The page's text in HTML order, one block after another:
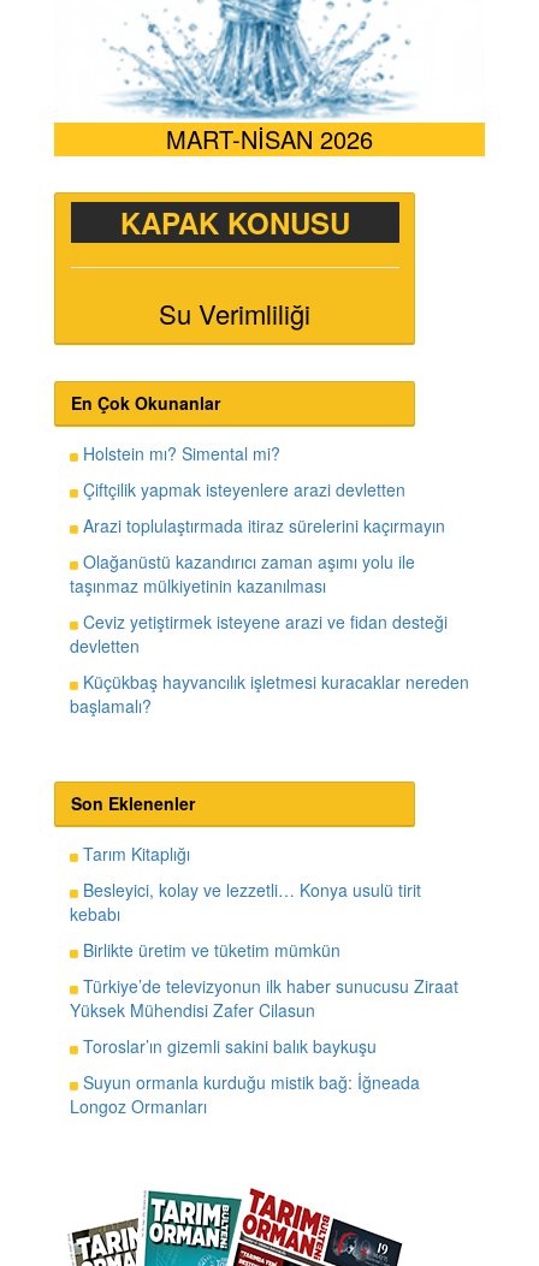
MART-NİSAN 2026
KAPAK KONUSU
Su Verimliliği
En Çok Okunanlar
Holstein mı? Simental mi?
Çiftçilik yapmak isteyenlere arazi devletten
Arazi toplulaştırmada itiraz sürelerini kaçırmayın
Olağanüstü kazandırıcı zaman aşımı yolu ile
taşınmaz mülkiyetinin kazanılması
Ceviz yetiştirmek isteyene arazi ve fidan desteği
devletten
Küçükbaş hayvancılık işletmesi kuracaklar nereden
başlamalı?
Son Eklenenler
Tarım Kitaplığı
Besleyici, kolay ve lezzetli… Konya usulü tirit
kebabı
Birlikte üretim ve tüketim mümkün
Türkiye’de televizyonun ilk haber sunucusu Ziraat
Yüksek Mühendisi Zafer Cilasun
Toroslar’ın gizemli sakini balık baykuşu
Suyun ormanla kurduğu mistik bağ: İğneada
Longoz Ormanları